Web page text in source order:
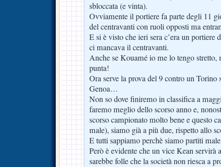
sbloccata (e vinta).
Ovviamente il portiere fa parte degli 11
del centravanti con ruoli opposti ma
E si è visto che ieri sera c’era un
ci mancava il centravanti.
Anche se Kouamé io me lo tengo stretto,
punta!
Ora serve la prova del 9 contro un Torino
Genoa…
Non so dove finiremo in classifica a
faremo meglio dello scorso anno e,
scorso campionato molto bene e questo
male), siamo già a più due, rispetto allo
E tutti sappiamo perchè siamo partiti
Però è evidente che un vice Kean servirà
sarebbe folle che la società non riesca a